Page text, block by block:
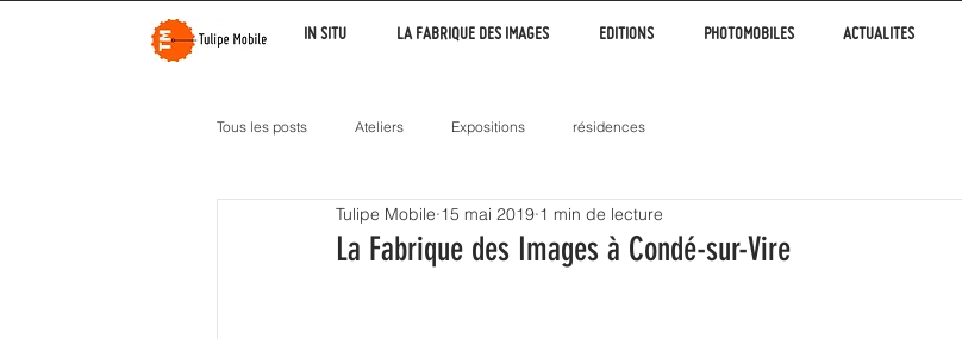
IN SITU LA FABRIQUE DES IMAGES EDITIONS PHOTOMOBILES ACTUALITES
Tous les posts Ateliers Expositions résidences
La Fabrique des Images à Condé-sur-Vire
Tulipe Mobile 15 mai 2019 1 min de lecture